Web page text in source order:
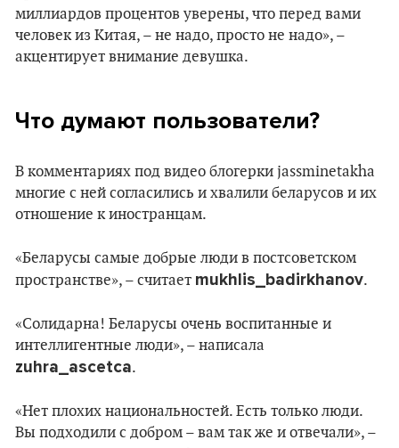
миллиардов процентов уверены, что перед вами
человек из Китая, – не надо, просто не надо», –
акцентирует внимание девушка.
Что думают пользователи?
В комментариях под видео блогерки jassminetakha
многие с ней согласились и хвалили беларусов и их
отношение к иностранцам.
«Беларусы самые добрые люди в постсоветском
пространстве», – считает mukhlis_badirkhanov.
«Солидарна! Беларусы очень воспитанные и
интеллигентные люди», – написала
zuhra_ascetca.
«Нет плохих национальностей. Есть только люди.
Вы подходили с добром – вам так же и отвечали», –